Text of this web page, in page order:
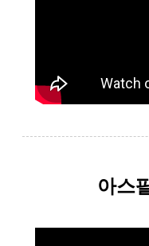
아스